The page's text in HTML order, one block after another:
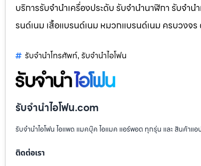
บริการรับจำนำเครื่องประดับ รับจำนำนาฬิกา รับจำน
รนด์เนม เสื้อแบรนด์เนม หมวกแบรนด์เนม ครบวงจร
รับจำนำโทรศัพท์, รับจำนำไอโฟน
รับจำนำไอโฟน.com
รับจำนำไอโฟน ไอแพด แมคบุ๊ค ไอแมค แอร์พอต ทุกรุ่น และ สินค้าแ
ติดต่อเรา